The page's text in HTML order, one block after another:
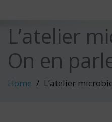
L’atelier
On en
Home L’atelier